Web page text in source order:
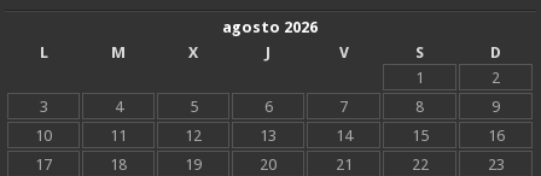
agosto 2026
L
M X J V S
D
1
2
3
4 5 6 7 8
9
10
11 12 13 14 15
16
17
18 19 20 21 22
23